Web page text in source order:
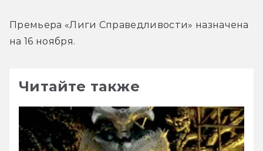
Премьера «Лиги Справедливости» назначена
на 16 ноября.
Читайте также